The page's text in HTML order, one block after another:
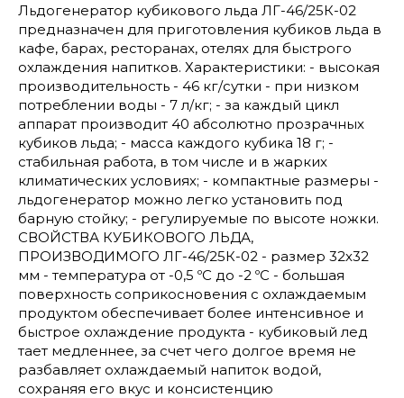
Льдогенератор кубикового льда ЛГ-46/25К-02
предназначен для приготовления кубиков льда в
кафе, барах, ресторанах, отелях для быстрого
охлаждения напитков. Характеристики: - высокая
производительность - 46 кг/сутки - при низком
потреблении воды - 7 л/кг; - за каждый цикл
аппарат производит 40 абсолютно прозрачных
кубиков льда; - масса каждого кубика 18 г; -
стабильная работа, в том числе и в жарких
климатических условиях; - компактные размеры -
льдогенератор можно легко установить под
барную стойку; - регулируемые по высоте ножки.
СВОЙСТВА КУБИКОВОГО ЛЬДА,
ПРОИЗВОДИМОГО ЛГ-46/25К-02 - размер 32х32
мм - температура от -0,5 ºС до -2 ºС - большая
поверхность соприкосновения с охлаждаемым
продуктом обеспечивает более интенсивное и
быстрое охлаждение продукта - кубиковый лед
тает медленнее, за счет чего долгое время не
разбавляет охлаждаемый напиток водой,
сохраняя его вкус и консистенцию